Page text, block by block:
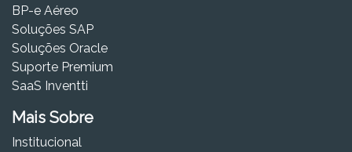
BP-e Aéreo
Soluções SAP
Soluções Oracle
Suporte Premium
SaaS Inventti
Mais Sobre
Institucional